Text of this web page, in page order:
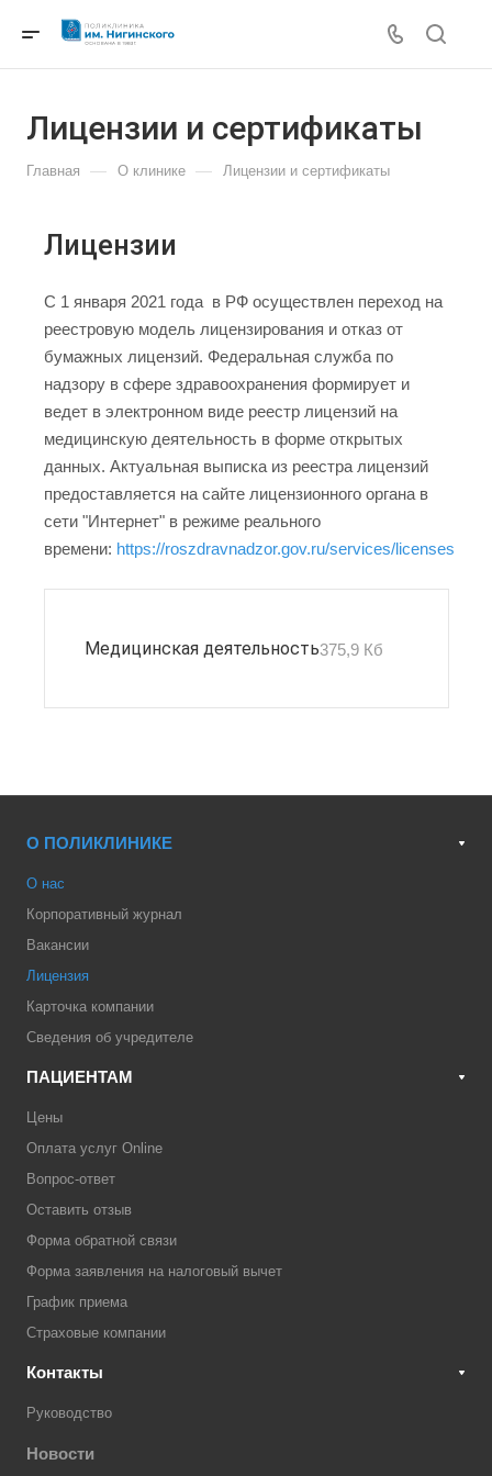
Лицензии и сертификаты
Главная — О клинике — Лицензии и сертификаты
Лицензии
C 1 января 2021 года в РФ осуществлен переход на
реестровую модель лицензирования и отказ от
бумажных лицензий. Федеральная служба по
надзору в сфере здравоохранения формирует и
ведет в электронном виде реестр лицензий на
медицинскую деятельность в форме открытых
данных. Актуальная выписка из реестра лицензий
предоставляется на сайте лицензионного органа в
сети "Интернет" в режиме реального
времени: https://roszdravnadzor.gov.ru/services/licenses
Медицинская деятельность375,9 Кб
О ПОЛИКЛИНИКЕ
О нас
Корпоративный журнал
Вакансии
Лицензия
Карточка компании
Сведения об учредителе
ПАЦИЕНТАМ
Цены
Оплата услуг Online
Вопрос-ответ
Оставить отзыв
Форма обратной связи
Форма заявления на налоговый вычет
График приема
Страховые компании
Контакты
Руководство
Новости